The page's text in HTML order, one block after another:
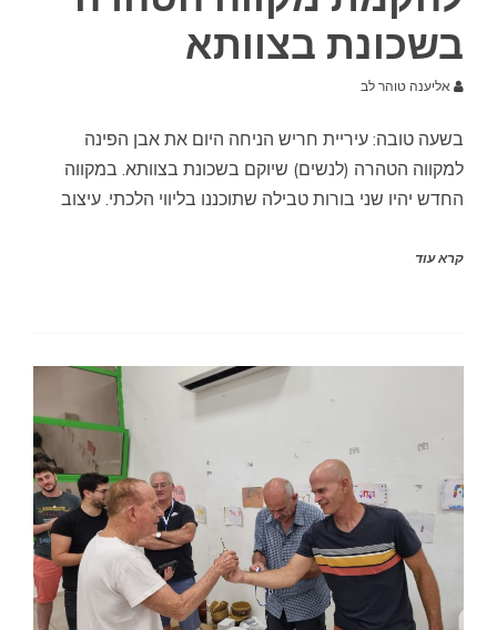
בשכונת בצוותא
אליענה טוהר לב
בשעה טובה: עיריית חריש הניחה היום את אבן הפינה
למקווה הטהרה (לנשים) שיוקם בשכונת בצוותא. במקווה
החדש יהיו שני בורות טבילה שתוכננו בליווי הלכתי. עיצוב
קרא עוד